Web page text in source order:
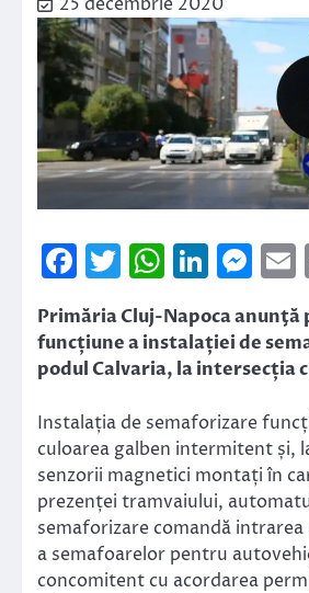
Facebook
Twitter
Primăria Cluj-Napoca anunţă
funcțiune a instalației de
podul Calvaria, la intersecția
Instalația de semaforizare
culoarea galben intermitent și,
senzorii magnetici montați în
prezenței tramvaiului,
semaforizare comandă intrarea
a semafoarelor pentru
concomitent cu acordarea